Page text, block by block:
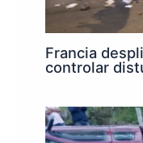
Francia
controlar